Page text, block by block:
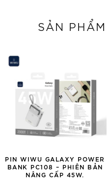
SẢN PHẨM
PIN WIWU GALAXY POWER
BANK PC108 – PHIÊN BẢN
NÂNG CẤP 45W.